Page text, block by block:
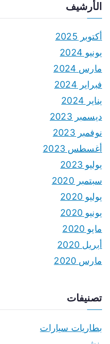
الأرشيف
أكتوبر 2025
يونيو 2024
مارس 2024
فبراير 2024
يناير 2024
ديسمبر 2023
نوفمبر 2023
أغسطس 2023
يوليو 2023
سبتمبر 2020
يوليو 2020
يونيو 2020
مايو 2020
أبريل 2020
مارس 2020
تصنيفات
بطاريات سيارات